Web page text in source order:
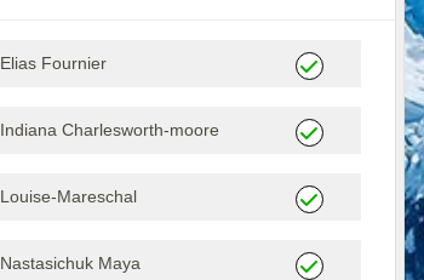
Elias Fournier
Indiana Charlesworth-moore
Louise-Mareschal
Nastasichuk Maya